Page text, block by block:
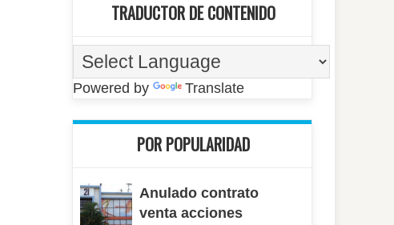
TRADUCTOR DE CONTENIDO
Powered by Translate
POR POPULARIDAD
Anulado contrato
venta acciones